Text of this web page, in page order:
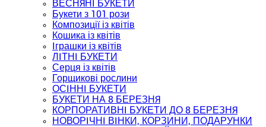
ВЕСНЯНІ БУКЕТИ
Букети з 101 рози
Композиції із квітів
Кошика із квітів
Іграшки із квітів
ЛІТНІ БУКЕТИ
Серця із квітів
Горщикові рослини
ОСІННІ БУКЕТИ
БУКЕТИ НА 8 БЕРЕЗНЯ
КОРПОРАТИВНІ БУКЕТИ ДО 8 БЕРЕЗНЯ
НОВОРІЧНІ ВІНКИ, КОРЗИНИ, ПОДАРУНКИ